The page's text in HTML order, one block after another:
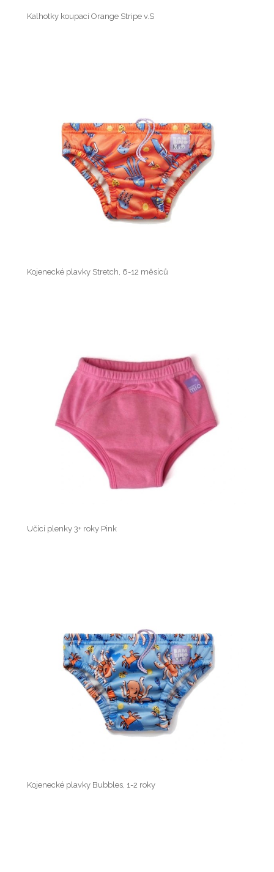
Kalhotky koupací Orange Stripe v.S
Kojenecké plavky Stretch, 6-12 měsíců
Učící plenky 3+ roky Pink
Kojenecké plavky Bubbles, 1-2 roky